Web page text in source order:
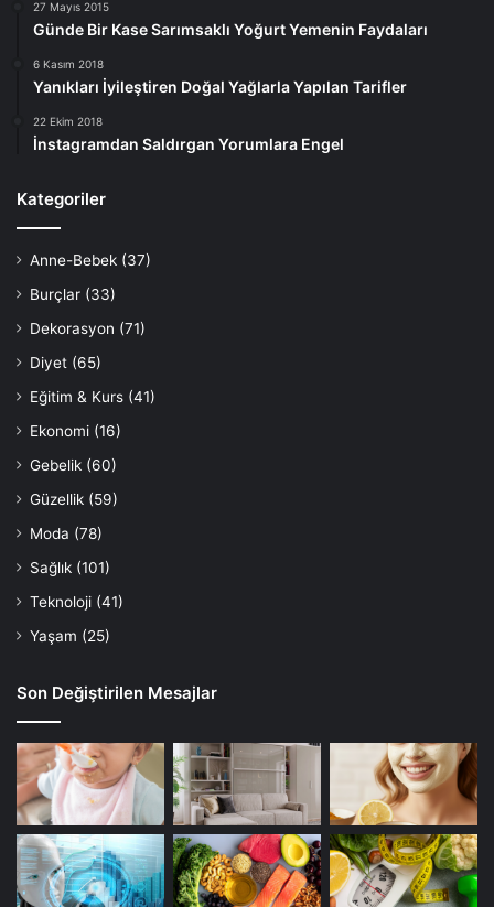
27 Mayıs 2015
Günde Bir Kase Sarımsaklı Yoğurt Yemenin Faydaları
6 Kasım 2018
Yanıkları İyileştiren Doğal Yağlarla Yapılan Tarifler
22 Ekim 2018
İnstagramdan Saldırgan Yorumlara Engel
Kategoriler
Anne-Bebek (37)
Burçlar (33)
Dekorasyon (71)
Diyet (65)
Eğitim & Kurs (41)
Ekonomi (16)
Gebelik (60)
Güzellik (59)
Moda (78)
Sağlık (101)
Teknoloji (41)
Yaşam (25)
Son Değiştirilen Mesajlar